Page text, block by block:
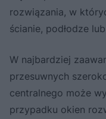
rozwiązania, w
ścianie, podłodze
W najbardziej
przesuwnych
centralnego może
przypadku okien